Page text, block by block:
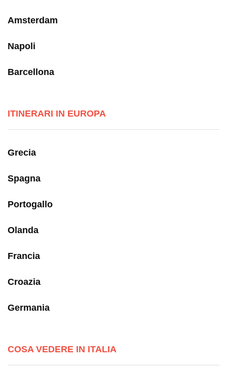
Amsterdam
Napoli
Barcellona
ITINERARI IN EUROPA
Grecia
Spagna
Portogallo
Olanda
Francia
Croazia
Germania
COSA VEDERE IN ITALIA